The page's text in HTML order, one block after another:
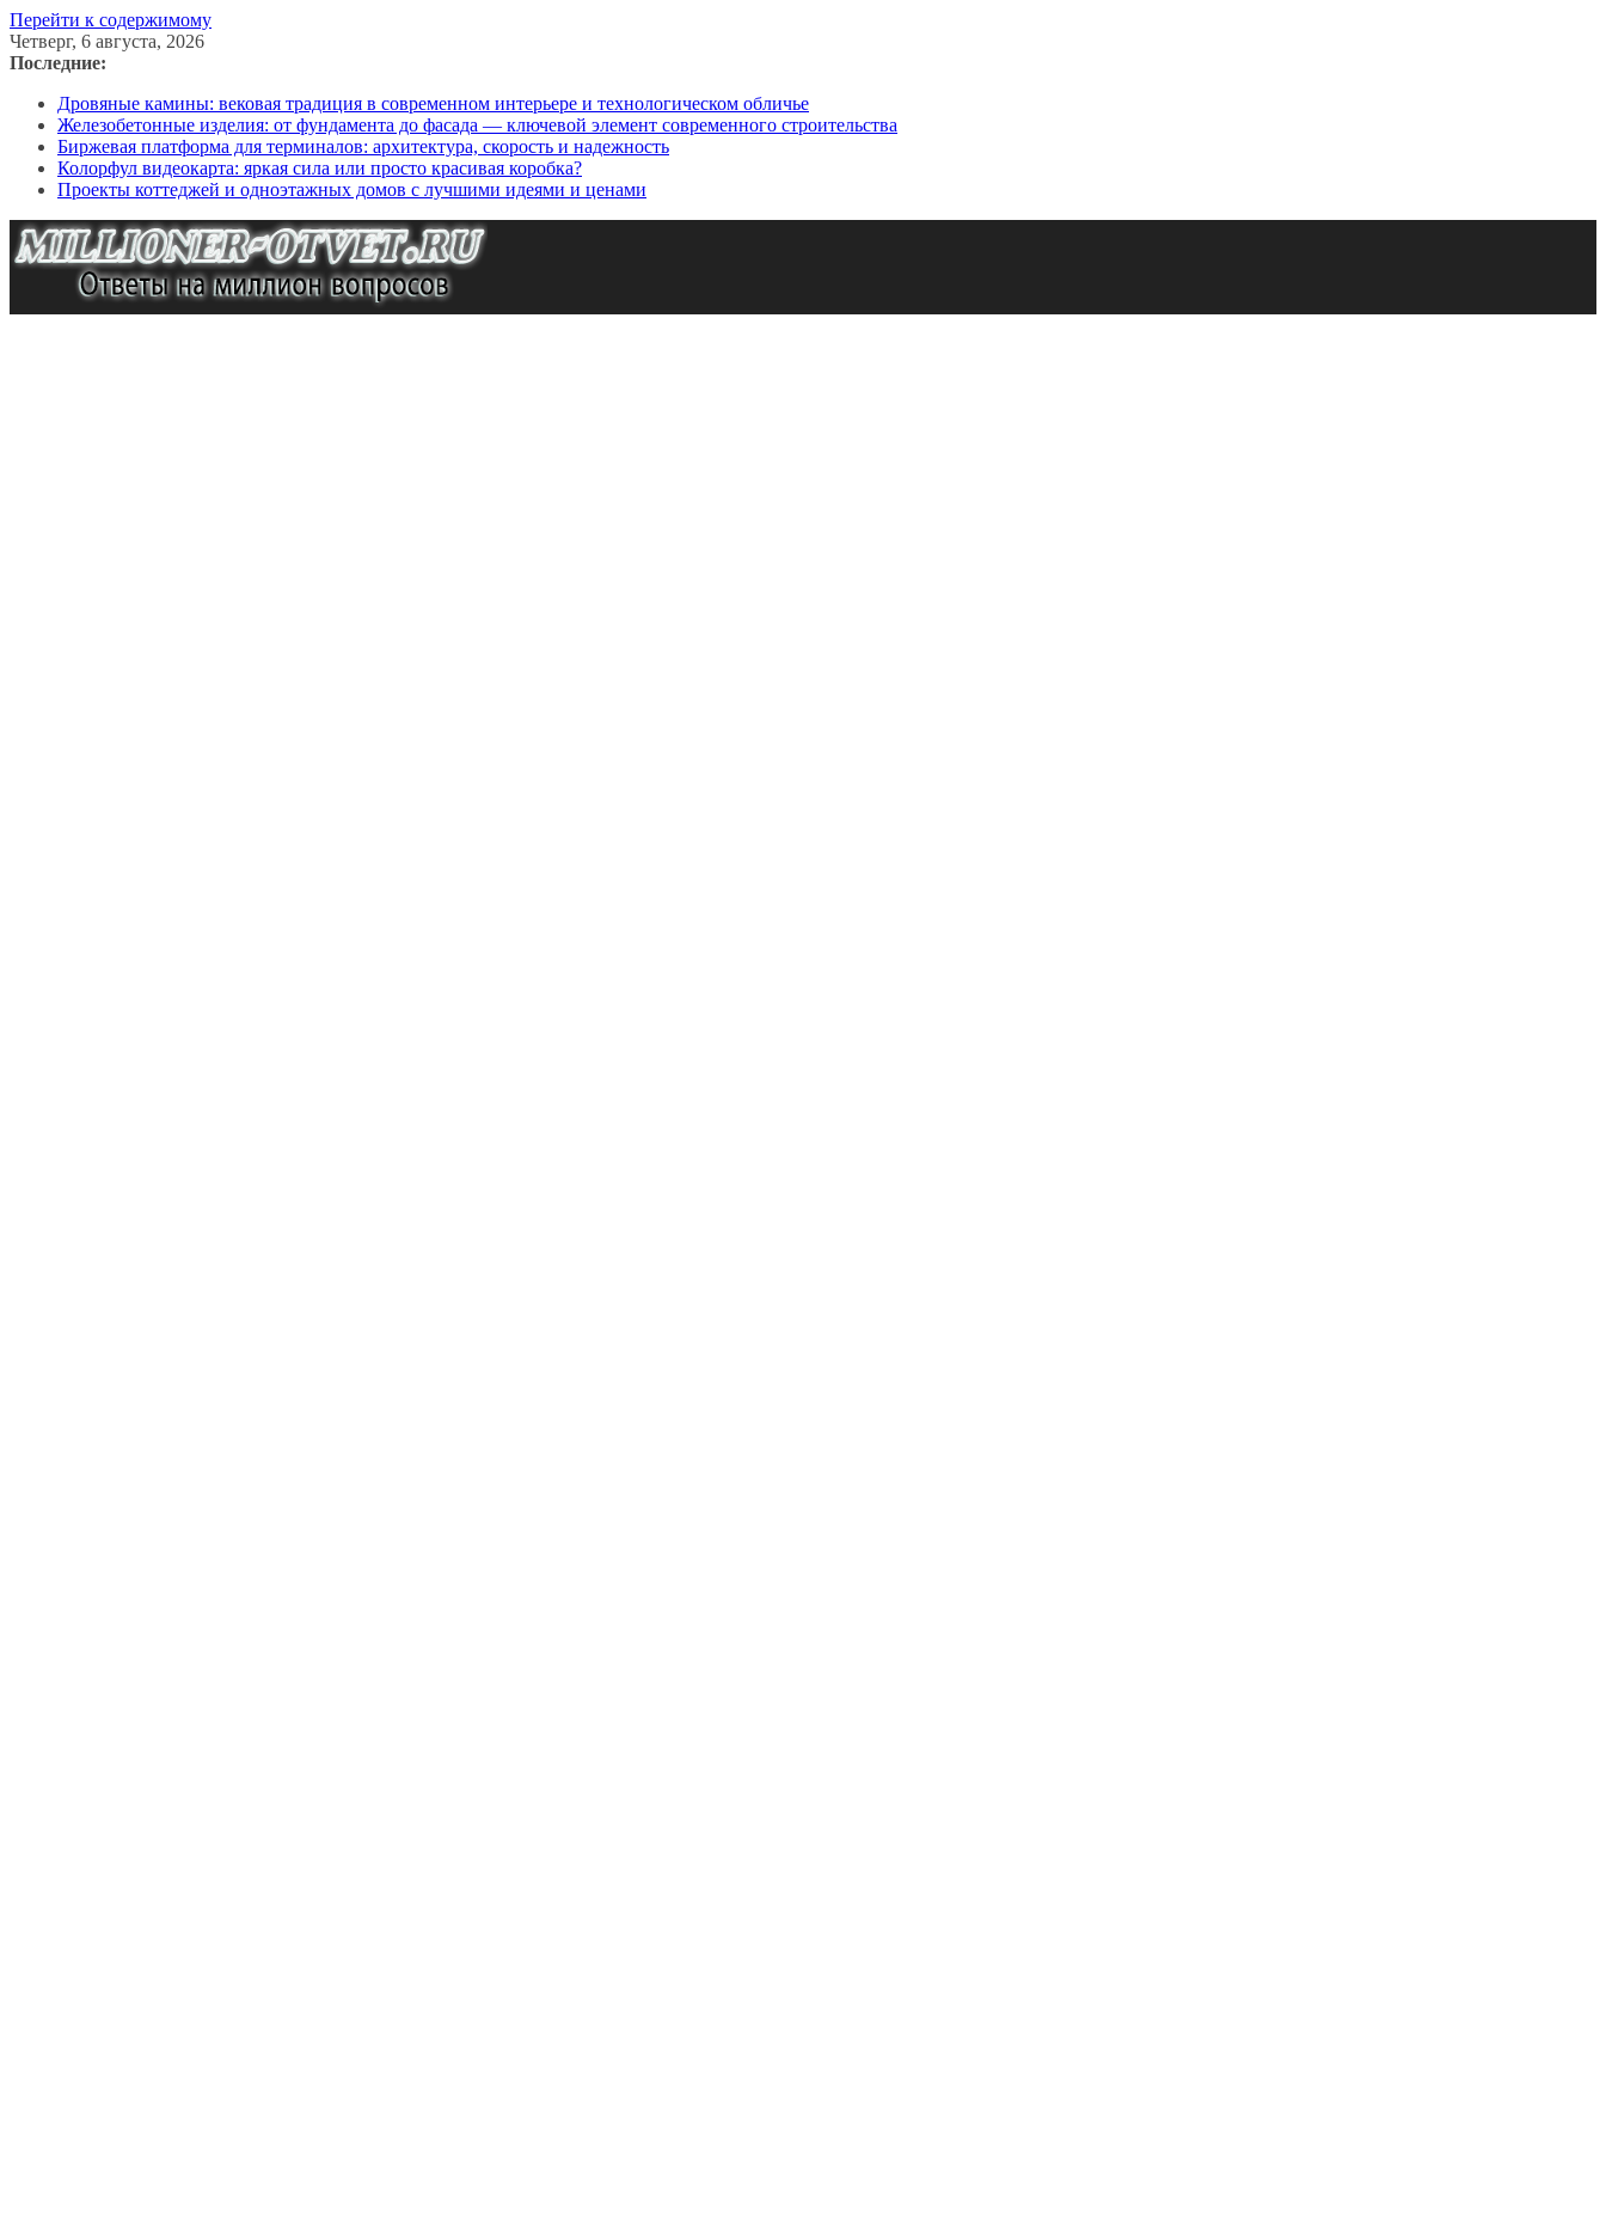
Перейти к содержимому
Четверг, 6 августа, 2026
Последние:
Дровяные камины: вековая традиция в современном интерьере и технологическом обличье
Железобетонные изделия: от фундамента до фасада — ключевой элемент современного строительства
Биржевая платформа для терминалов: архитектура, скорость и надежность
Колорфул видеокарта: яркая сила или просто красивая коробка?
Проекты коттеджей и одноэтажных домов с лучшими идеями и ценами